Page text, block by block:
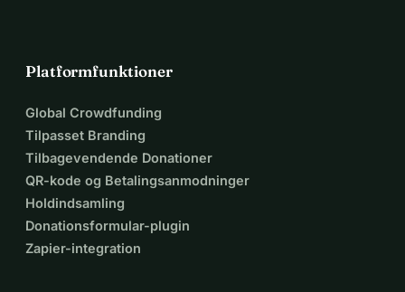
Platformfunktioner
Global Crowdfunding
Tilpasset Branding
Tilbagevendende Donationer
QR-kode og Betalingsanmodninger
Holdindsamling
Donationsformular-plugin
Zapier-integration